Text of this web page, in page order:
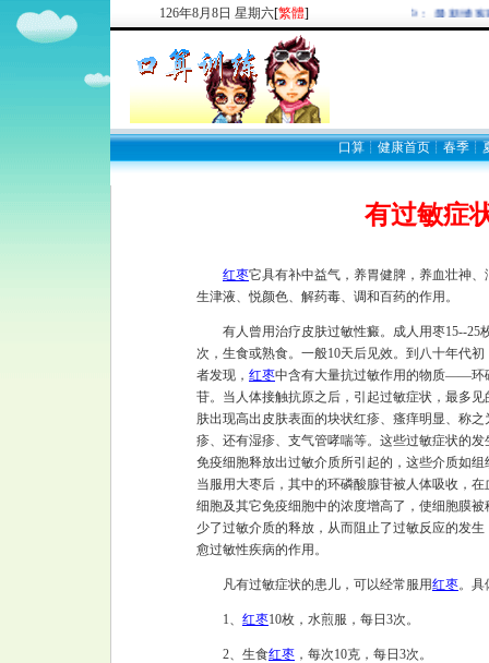
126年8月 8日 星期六[繁體] 欢迎新注册用户： 最新博客
口算 ┊ 健康首页 ┊ 春季 ┊
有过敏症
红枣它具有补中益气，养胃健脾，养血壮神、
生津液、悦颜色、解药毒、调和百药的作用。
有人曾用治疗皮肤过敏性癜。成人用枣15--25
次，生食或熟食。一般10天后见效。到八十年代初
者发现， 红枣中含有大量抗过敏作用的物质——环
苷。当人体接触抗原之后，引起过敏症状，最多见
肤出现高出皮肤表面的块状红疹、瘙痒明显、称之
疹、还有湿疹、支气管哮喘等。这些过敏症状的发
免疫细胞释放出过敏介质所引起的，这些介质如组
当服用大枣后，其中的环磷酸腺苷被人体吸收，在
细胞及其它免疫细胞中的浓度增高了，使细胞膜被
少了过敏介质的释放，从而阻止了过敏反应的发生
愈过敏性疾病的作用。
凡有过敏症状的患儿，可以经常服用红枣。具
1、 红枣10枚，水煎服，每日3次。
2、生食红枣 ，每次10克，每日3次。